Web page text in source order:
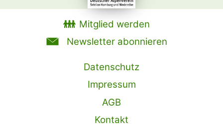
Mitglied werden
Newsletter abonnieren
Datenschutz
Impressum
AGB
Kontakt